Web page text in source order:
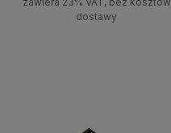
dostawy